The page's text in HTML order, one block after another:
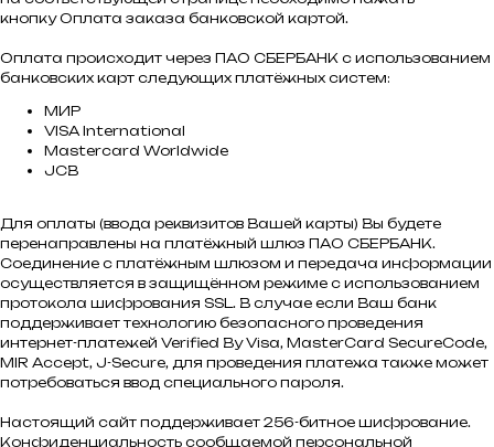
кнопку Оплата заказа банковской картой.
Оплата происходит через ПАО СБЕРБАНК с использованием
банковских карт следующих платёжных систем:
МИР
VISA International
Mastercard Worldwide
JCB
Для оплаты (ввода реквизитов Вашей карты) Вы будете
перенаправлены на платёжный шлюз ПАО СБЕРБАНК.
Соединение с платёжным шлюзом и передача информации
осуществляется в защищённом режиме с использованием
протокола шифрования SSL. В случае если Ваш банк
поддерживает технологию безопасного проведения
интернет-платежей Verified By Visa, MasterCard SecureCode,
MIR Accept, J-Secure, для проведения платежа также может
потребоваться ввод специального пароля.
Настоящий сайт поддерживает 256-битное шифрование.
Конфиденциальность сообщаемой персональной